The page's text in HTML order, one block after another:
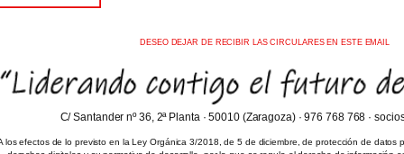
DESEO DEJAR DE RECIBIR LAS CIRCULARES EN ESTE EMAIL
C/ Santander nº 36, 2ª Planta · 50010 (Zaragoza) · 976 768 768 ·
los efectos de lo previsto en la Ley Orgánica 3/2018, de 5 de diciembre, de protección de datos